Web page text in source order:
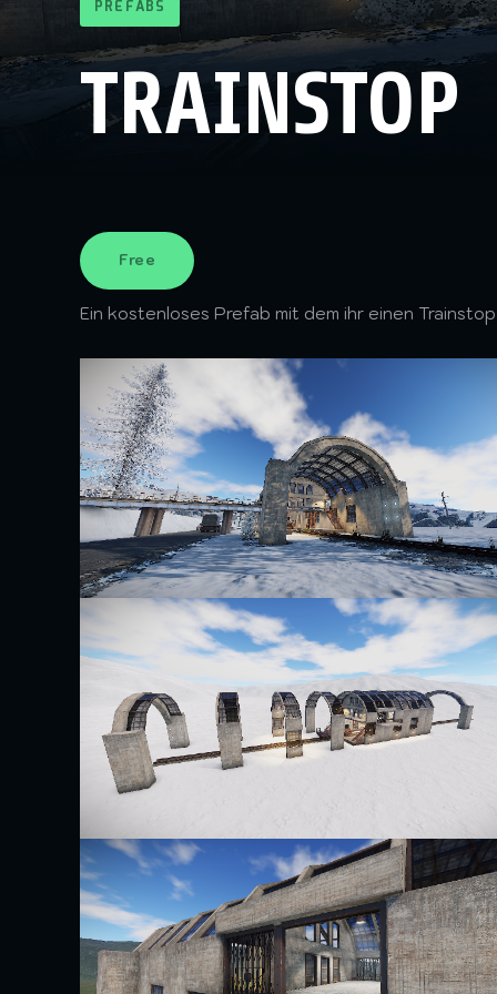
PREFABS
TRAINSTOP
Free
Ein kostenloses Prefab mit dem ihr einen